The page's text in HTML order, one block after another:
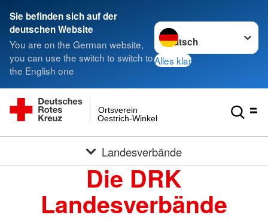
Sie befinden sich auf der
deutschen Website
You are on the German website,
you can use the switch to switch to
the English one
Sprache wechseln zu
Alles klar
Oestrich-Winkel
Ortsverein
Landesverbände
Die DRK
Landesverbände